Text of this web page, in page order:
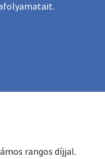
rangos díjjal.